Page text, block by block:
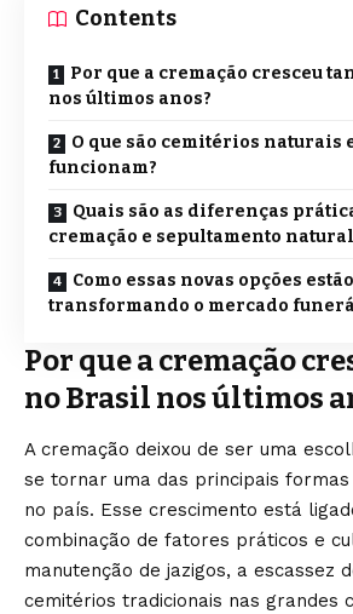
Contents
Por que a cremação cresceu
nos últimos anos?
O que são cemitérios naturais
funcionam?
Quais são as diferenças
cremação e sepultamento
Como essas novas opções estão
transformando o mercado
Por que a cremação
no Brasil nos últimos
A cremação deixou de ser uma
se tornar uma das principais
no país. Esse crescimento está
combinação de fatores práticos e
manutenção de jazigos, a escassez
cemitérios tradicionais nas grandes